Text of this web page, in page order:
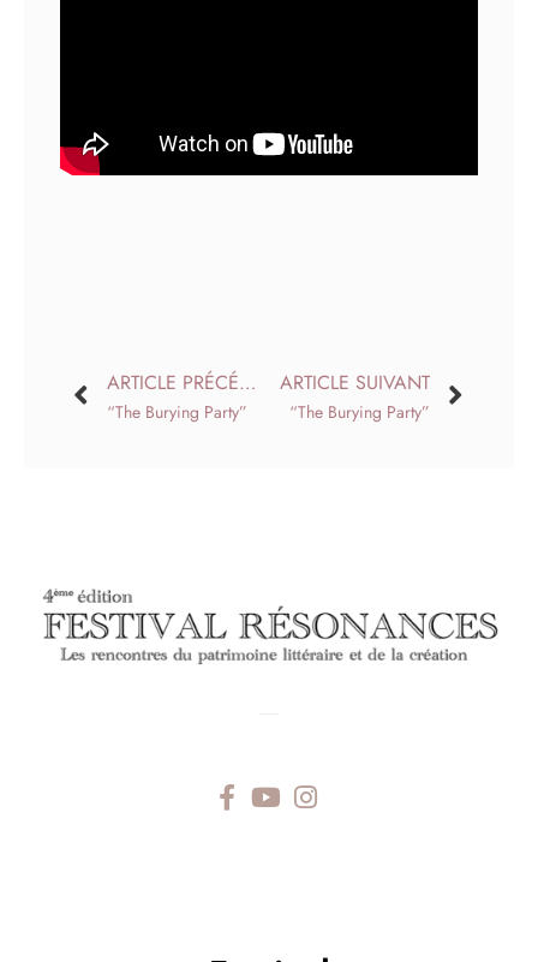
ARTICLE PRÉCÉDENT
“The Burying Party”
ARTICLE SUIVANT
“The Burying Party”